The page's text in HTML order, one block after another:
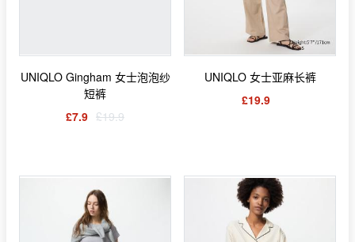
UNIQLO Gingham 女士泡泡纱
短裤
£7.9 £19.9
UNIQLO 女士亚麻长裤
£19.9